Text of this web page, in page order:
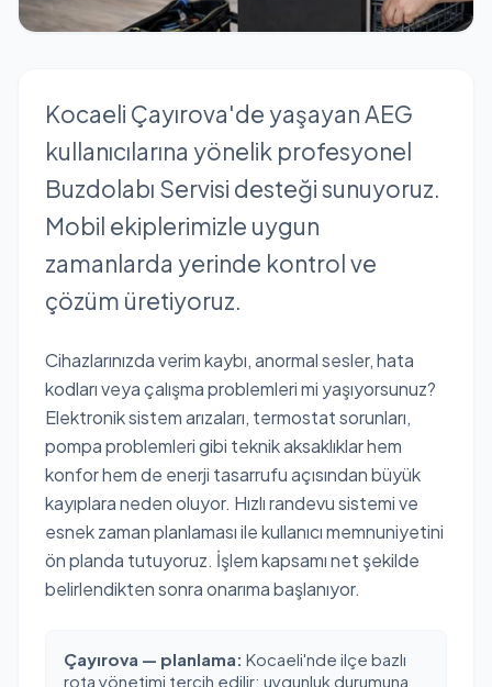
Kocaeli Çayırova'de yaşayan AEG
kullanıcılarına yönelik profesyonel
Buzdolabı Servisi desteği sunuyoruz.
Mobil ekiplerimizle uygun
zamanlarda yerinde kontrol ve
çözüm üretiyoruz.
Cihazlarınızda verim kaybı, anormal sesler, hata
kodları veya çalışma problemleri mi yaşıyorsunuz?
Elektronik sistem arızaları, termostat sorunları,
pompa problemleri gibi teknik aksaklıklar hem
konfor hem de enerji tasarrufu açısından büyük
kayıplara neden oluyor. Hızlı randevu sistemi ve
esnek zaman planlaması ile kullanıcı memnuniyetini
ön planda tutuyoruz. İşlem kapsamı net şekilde
belirlendikten sonra onarıma başlanıyor.
Çayırova — planlama: Kocaeli'nde ilçe bazlı
rota yönetimi tercih edilir; uygunluk durumuna